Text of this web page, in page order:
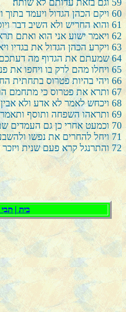
59 וגם בזאת עדותם לא שותה׃
60 ויקם הכהן הגדול ויעמד
61 והוא החריש ולא השיב דבר
62 ויאמר ישוע אני הוא ואתם
63 ויקרע הכהן הגדול את בגדיו
64 שמעתם את הגדוף מה דעתכם
65 ויחלו מהם לרק בו ויחפו את
66 ויהי בהיות פטרוס בתחתית
67 ותרא את פטרוס כי מתחמם
68 ויכחש לאמר לא אדע ולא
69 ותראהו השפחה ותוסף
70 וכמעט אחרי כן גם העמדים
71 ויחל להחרים את נפשו
72 והתרנגל קרא פעם שנית